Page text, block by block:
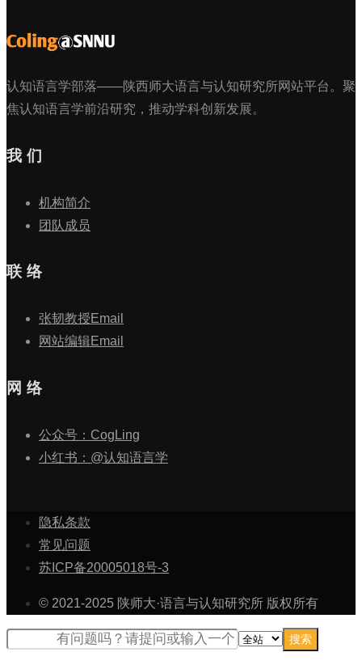
认知语言学部落——陕西师大语言与认知研究所网站平台。聚
焦认知语言学前沿研究，推动学科创新发展。
我 们
机构简介
团队成员
联 络
张韧教授Email
网站编辑Email
网 络
公众号：CogLing
小红书：@认知语言学
隐私条款
常见问题
苏ICP备20005018号-3
© 2021-2025 陕师大·语言与认知研究所 版权所有